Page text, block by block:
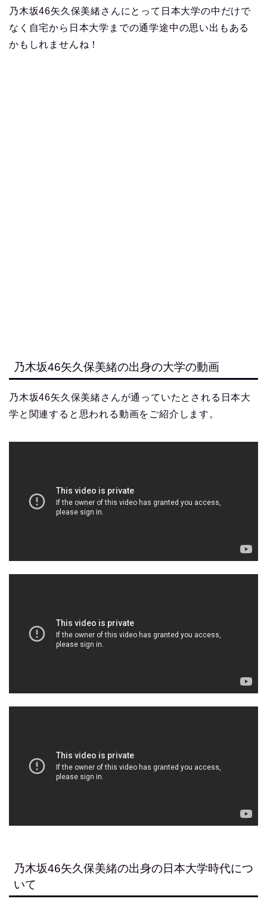
乃木坂46矢久保美緒さんにとって日本大学の中だけで
なく自宅から日本大学までの通学途中の思い出もある
かもしれませんね！
乃木坂46矢久保美緒の出身の大学の動画
乃木坂46矢久保美緒さんが通っていたとされる日本大
学と関連すると思われる動画をご紹介します。
乃木坂46矢久保美緒の出身の日本大学時代につ
いて